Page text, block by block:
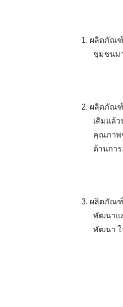
1. ผลิตภัณฑ์
ชุมชนม
2. ผลิตภัณฑ์
เดิมแล้
คุณภาพ
ด้านกา
3. ผลิตภัณ
พัฒนาแ
พัฒนา